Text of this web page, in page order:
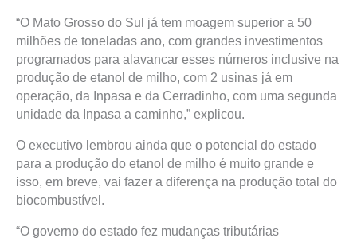
“O Mato Grosso do Sul já tem moagem superior a 50
milhões de toneladas ano, com grandes investimentos
programados para alavancar esses números inclusive na
produção de etanol de milho, com 2 usinas já em
operação, da Inpasa e da Cerradinho, com uma segunda
unidade da Inpasa a caminho,” explicou.
O executivo lembrou ainda que o potencial do estado
para a produção do etanol de milho é muito grande e
isso, em breve, vai fazer a diferença na produção total do
biocombustível.
“O governo do estado fez mudanças tributárias